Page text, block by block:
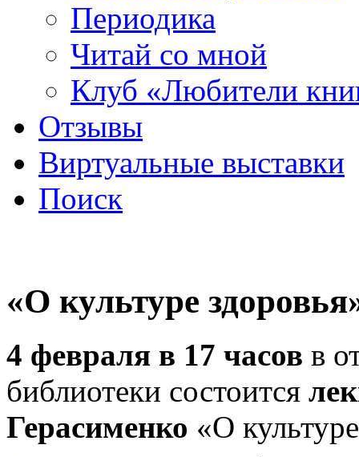
Периодика
Читай со мной
Клуб «Любители
Отзывы
Виртуальные выставки
Поиск
«О культуре
4 февраля в 17 часов в
библиотеки состоится
Герасименко «О